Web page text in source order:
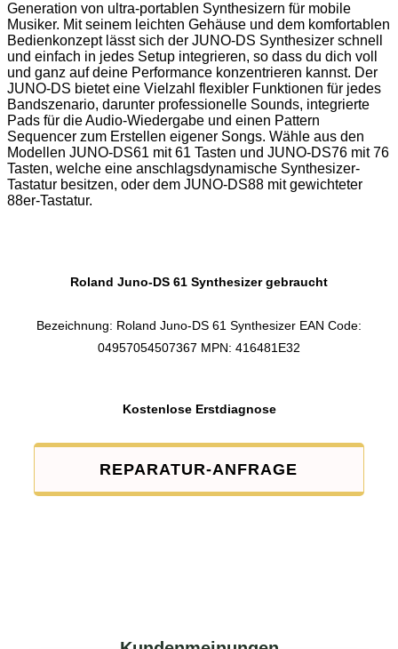
Generation von ultra-portablen Synthesizern für mobile
Musiker. Mit seinem leichten Gehäuse und dem komfortablen
Bedienkonzept lässt sich der JUNO-DS Synthesizer schnell
und einfach in jedes Setup integrieren, so dass du dich voll
und ganz auf deine Performance konzentrieren kannst. Der
JUNO-DS bietet eine Vielzahl flexibler Funktionen für jedes
Bandszenario, darunter professionelle Sounds, integrierte
Pads für die Audio-Wiedergabe und einen Pattern
Sequencer zum Erstellen eigener Songs. Wähle aus den
Modellen JUNO-DS61 mit 61 Tasten und JUNO-DS76 mit 76
Tasten, welche eine anschlagsdynamische Synthesizer-
Tastatur besitzen, oder dem JUNO-DS88 mit gewichteter
88er-Tastatur.
Roland Juno-DS 61 Synthesizer gebraucht
Bezeichnung: Roland Juno-DS 61 Synthesizer EAN Code:
04957054507367 MPN: 416481E32
Kostenlose Erstdiagnose
REPARATUR-ANFRAGE